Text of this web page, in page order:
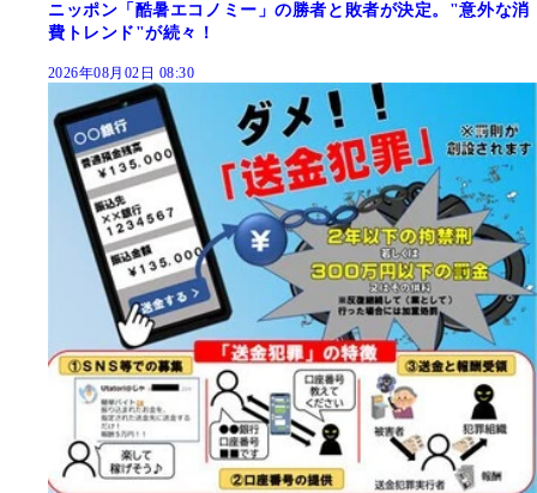
ニッポン「酷暑エコノミー」の勝者と敗者が決定。"意外な消
費トレンド"が続々！
2026年08月02日 08:30